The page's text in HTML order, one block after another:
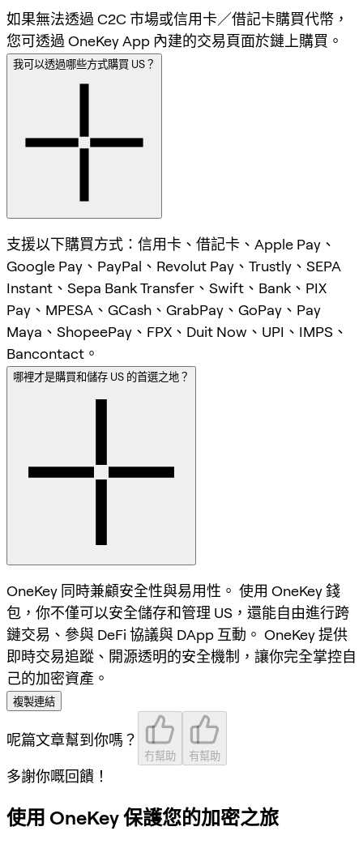
如果無法透過 C2C 市場或信用卡／借記卡購買代幣，
您可透過 OneKey App 內建的交易頁面於鏈上購買。
我可以透過哪些方式購買 US？
支援以下購買方式：信用卡、借記卡、Apple Pay、
Google Pay、PayPal、Revolut Pay、Trustly、SEPA
Instant、Sepa Bank Transfer、Swift、Bank、PIX
Pay、MPESA、GCash、GrabPay、GoPay、Pay
Maya、ShopeePay、FPX、Duit Now、UPI、IMPS、
Bancontact。
哪裡才是購買和儲存 US 的首選之地？
OneKey 同時兼顧安全性與易用性。 使用 OneKey 錢
包，你不僅可以安全儲存和管理 US，還能自由進行跨
鏈交易、參與 DeFi 協議與 DApp 互動。 OneKey 提供
即時交易追蹤、開源透明的安全機制，讓你完全掌控自
己的加密資產。
複製連結
呢篇文章幫到你嗎？
冇幫助 有幫助
多謝你嘅回饋！
使用 OneKey 保護您的加密之旅